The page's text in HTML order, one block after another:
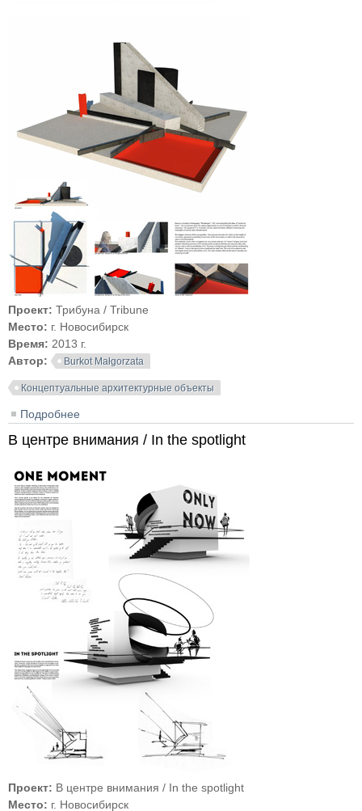
Проект: Трибуна / Tribune
Место: г. Новосибирск
Время: 2013 г.
Автор:
Burkot Małgorzata
Концептуальные архитектурные объекты
Подробнее
В центре внимания / In the spotlight
Проект: В центре внимания / In the spotlight
Место: г. Новосибирск